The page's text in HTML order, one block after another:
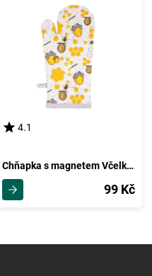
4.1
Chňapka s magnetem Včelka, 18 x 32 cm
99 Kč